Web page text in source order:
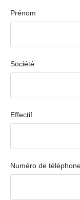
Prénom
Société
Effectif
Numéro de